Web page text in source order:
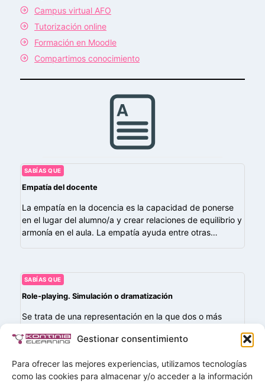
Gestionar consentimiento
Para ofrecer las mejores experiencias, utilizamos tecnologías
como las cookies para almacenar y/o acceder a la información
Campus virtual AFO
Tutorización online
Formación en Moodle
Compartimos conocimiento
SABÍAS QUE
Empatía del docente
La empatía en la docencia es la capacidad de ponerse
en el lugar del alumno/a y crear relaciones de equilibrio y
armonía en el aula. La empatía ayuda entre otras…
SABÍAS QUE
Role-playing. Simulación o dramatización
Se trata de una representación en la que dos o más
la vida real. Durante la interpretación se generan